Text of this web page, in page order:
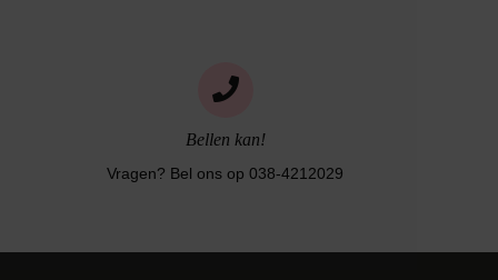
Bellen kan!
Vragen? Bel ons op 038-4212029